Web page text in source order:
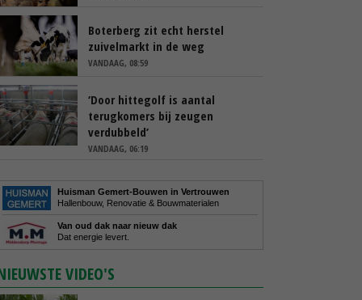
Boterberg zit echt herstel
zuivelmarkt in de weg
VANDAAG, 08:59
‘Door hittegolf is aantal
terugkomers bij zeugen
verdubbeld’
VANDAAG, 06:19
Huisman Gemert-Bouwen in Vertrouwen
Hallenbouw, Renovatie & Bouwmaterialen
Van oud dak naar nieuw dak
Dat energie levert.
VIDEO'S